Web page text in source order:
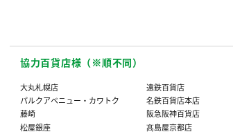
協力百貨店様（※順不同）
大丸札幌店
パルクアベニュー・カワトク
藤崎
松屋銀座
遠鉄百貨店
名鉄百貨店本店
阪急阪神百貨店
髙島屋京都店